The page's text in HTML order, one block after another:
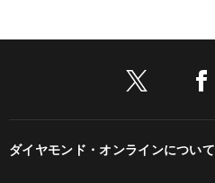
ダイヤモンド・オンラインについて